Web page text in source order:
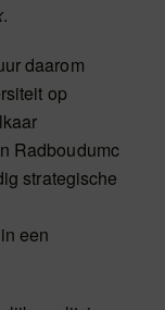
.
daarom
op
Radboudumc
strategische
een